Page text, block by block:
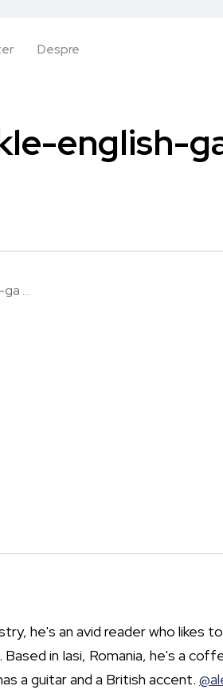
Despre
english-
...
he's an avid reader who likes
in Iasi, Romania, he's a
a guitar and a British accent.